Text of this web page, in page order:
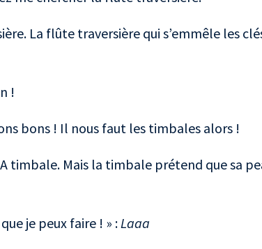
La flûte traversière qui s’emmêle les
!
bons ! Il nous faut les timbales alors !
timbale. Mais la timbale prétend que sa
je peux faire ! » : Laaa